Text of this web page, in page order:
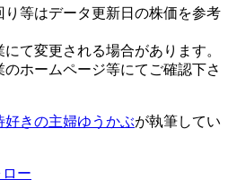
等はデータ更新日の株価を参考
て変更される場合があります。
ホームページ等にてご確認下さ
好きの主婦ゆうかぶが執筆してい